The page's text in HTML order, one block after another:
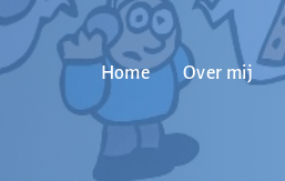
Home Over mij